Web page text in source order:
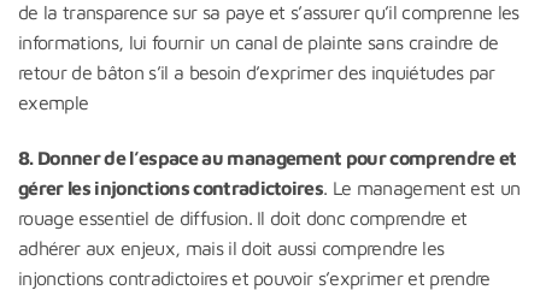
de la transparence sur sa paye et s’assurer qu’il comprenne les
informations, lui fournir un canal de plainte sans craindre de
retour de bâton s’il a besoin d’exprimer des inquiétudes par
exemple
8. Donner de l’espace au management pour comprendre et
gérer les injonctions contradictoires. Le management est un
rouage essentiel de diffusion. Il doit donc comprendre et
adhérer aux enjeux, mais il doit aussi comprendre les
injonctions contradictoires et pouvoir s’exprimer et prendre